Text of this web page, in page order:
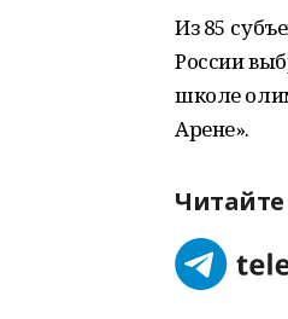
Из 85
России
школе
Арене».
Читайте